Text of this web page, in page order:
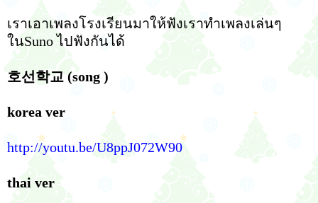
เราเอาเพลงโรงเรียนมาให้ฟังเราทำเพลงเล่นๆ
ในSuno ไปฟังกันได้
호선학교 (song )
korea ver
http://youtu.be/U8ppJ072W90
thai ver